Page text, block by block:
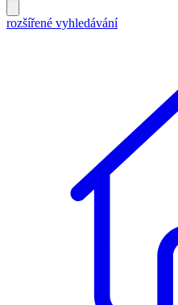
rozšířené vyhledávání